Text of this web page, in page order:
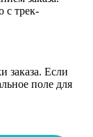
с трек-
заказа. Если
поле для